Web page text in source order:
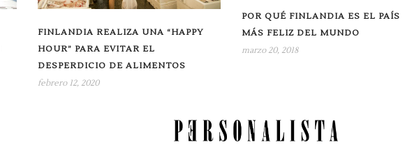
FINLANDIA REALIZA UNA “HAPPY
HOUR” PARA EVITAR EL
DESPERDICIO DE ALIMENTOS
febrero 12, 2020
POR QUÉ FINLANDIA ES EL PAÍS
MÁS FELIZ DEL MUNDO
marzo 20, 2018